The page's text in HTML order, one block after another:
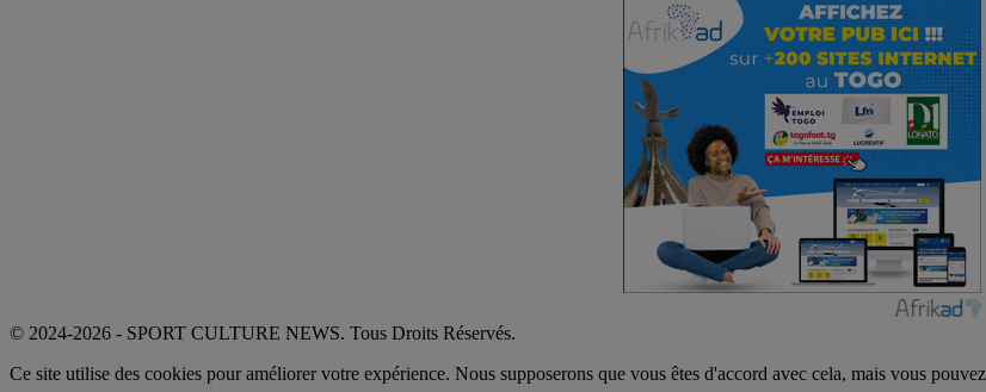
© 2024-2026 - SPORT CULTURE NEWS. Tous Droits Réservés.
Ce site utilise des cookies pour améliorer votre expérience. Nous supposerons que vous êtes d'accord avec cela, mais vous